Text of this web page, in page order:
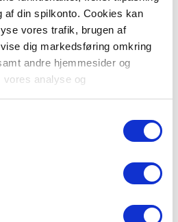
af din spilkonto. Cookies kan
vores trafik, brugen af
dig markedsføring omkring
andre hjemmesider og
vores analyse og
brug af cookies under
videre til vores Cookiepolitik,